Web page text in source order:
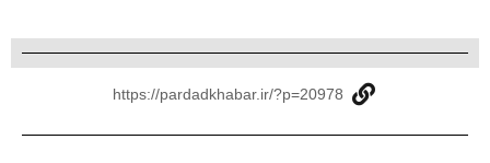
https://pardadkhabar.ir/?p=20978